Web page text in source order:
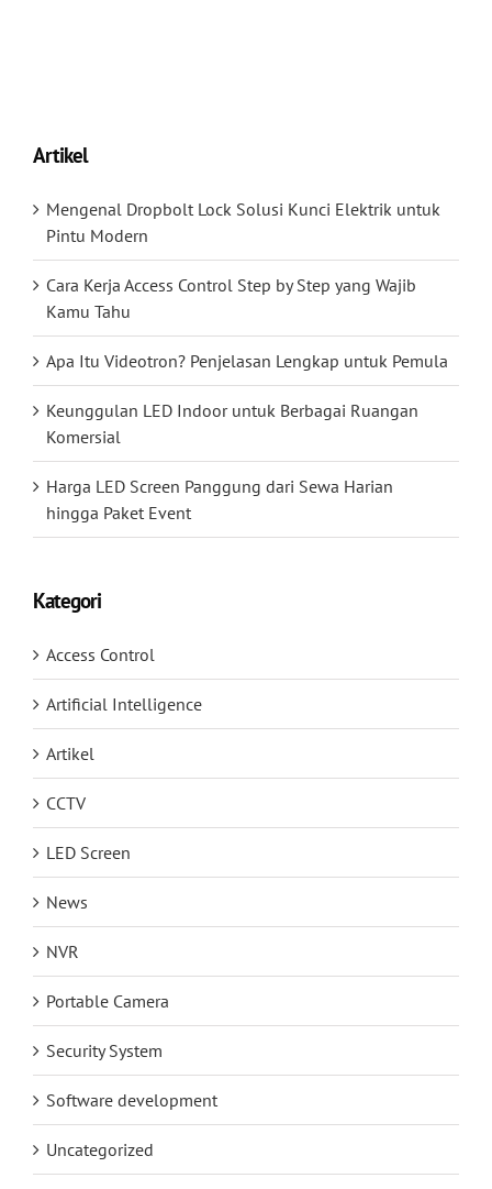
Artikel
Mengenal Dropbolt Lock Solusi Kunci Elektrik untuk
Pintu Modern
Cara Kerja Access Control Step by Step yang Wajib
Kamu Tahu
Apa Itu Videotron? Penjelasan Lengkap untuk Pemula
Keunggulan LED Indoor untuk Berbagai Ruangan
Komersial
Harga LED Screen Panggung dari Sewa Harian
hingga Paket Event
Kategori
Access Control
Artificial Intelligence
Artikel
CCTV
LED Screen
News
NVR
Portable Camera
Security System
Software development
Uncategorized